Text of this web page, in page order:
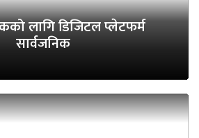
लागि डिजिटल प्लेटफर्म
सार्वजनिक